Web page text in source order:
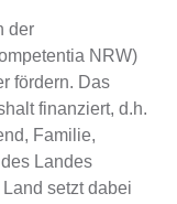
der
NRW)
fördern. Das
finanziert, d.h.
Familie,
Landes
setzt dabei